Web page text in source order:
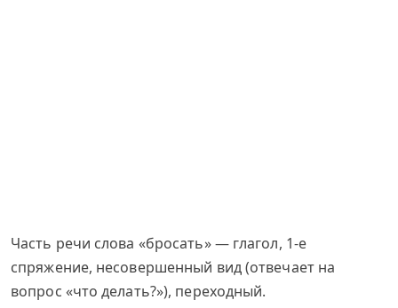
Часть речи слова «бросать» — глагол, 1-е
спряжение, несовершенный вид (отвечает на
вопрос «что делать?»), переходный.